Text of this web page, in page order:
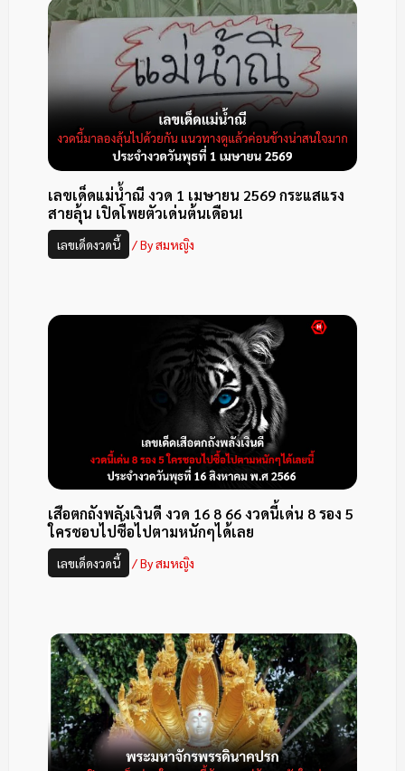
เลขเด็ดแม่น้ำณี งวด 1 เมษายน 2569 กระแสแรง
สายลุ้น เปิดโพยตัวเด่นต้นเดือน!
เลขเด็ดงวดนี้ / Byสมหญิง
เสือตกถังพลังเงินดี งวด 16 8 66 งวดนี้เด่น 8 รอง 5
ใครชอบไปซื้อไปตามหนักๆได้เลย
เลขเด็ดงวดนี้ / Byสมหญิง